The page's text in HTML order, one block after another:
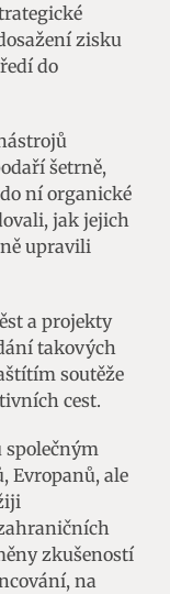
zisku
do
šetrně,
ní organické
jak jejich
upravili
a projekty
takových
soutěže
cest.
Evropanů, ale
zkušeností
na